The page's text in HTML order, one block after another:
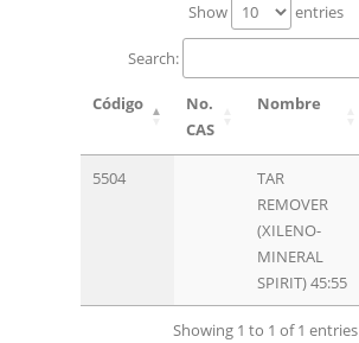
Show entries
Search:
Código
No.
CAS
Nombre
5504
TAR
REMOVER
(XILENO-
MINERAL
SPIRIT) 45:55
Showing 1 to 1 of 1 entries